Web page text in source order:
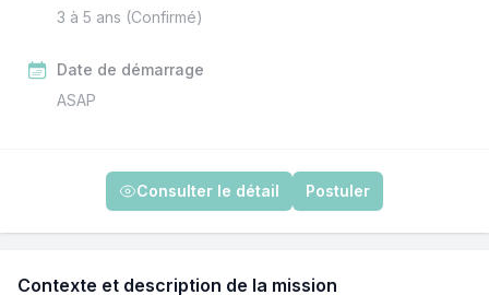
3 à 5 ans (Confirmé)
Date de démarrage
ASAP
Consulter le détail Postuler
Contexte et description de la mission